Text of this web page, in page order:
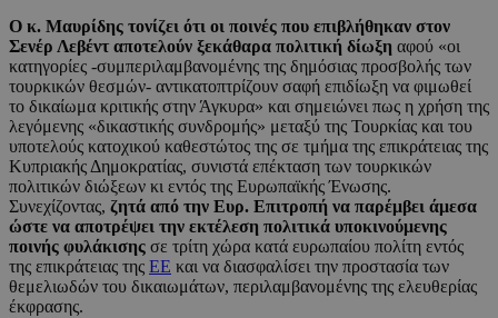
Ο κ. Μαυρίδης τονίζει ότι οι ποινές που επιβλήθηκαν στον
Σενέρ Λεβέντ αποτελούν ξεκάθαρα πολιτική δίωξη αφού «οι
κατηγορίες -συμπεριλαμβανομένης της δημόσιας προσβολής των
τουρκικών θεσμών- αντικατοπτρίζουν σαφή επιδίωξη να φιμωθεί
το δικαίωμα κριτικής στην Άγκυρα» και σημειώνει πως η χρήση της
λεγόμενης «δικαστικής συνδρομής» μεταξύ της Τουρκίας και του
υποτελούς κατοχικού καθεστώτος της σε τμήμα της επικράτειας της
Κυπριακής Δημοκρατίας, συνιστά επέκταση των τουρκικών
πολιτικών διώξεων κι εντός της Ευρωπαϊκής Ένωσης.
Συνεχίζοντας, ζητά από την Ευρ. Επιτροπή να παρέμβει άμεσα
ώστε να αποτρέψει την εκτέλεση πολιτικά υποκινούμενης
ποινής φυλάκισης σε τρίτη χώρα κατά ευρωπαίου πολίτη εντός
της επικράτειας της ΕΕ και να διασφαλίσει την προστασία των
θεμελιωδών του δικαιωμάτων, περιλαμβανομένης της ελευθερίας
έκφρασης.